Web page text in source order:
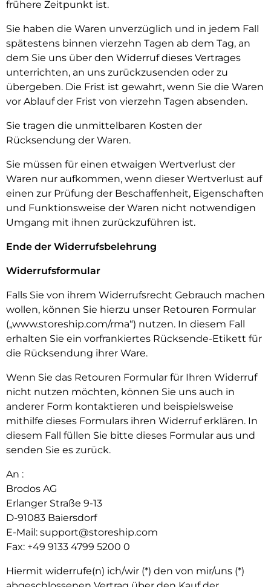
frühere Zeitpunkt ist.
Sie haben die Waren unverzüglich und in jedem Fall
spätestens binnen vierzehn Tagen ab dem Tag, an
dem Sie uns über den Widerruf dieses Vertrages
unterrichten, an uns zurückzusenden oder zu
übergeben. Die Frist ist gewahrt, wenn Sie die Waren
vor Ablauf der Frist von vierzehn Tagen absenden.
Sie tragen die unmittelbaren Kosten der
Rücksendung der Waren.
Sie müssen für einen etwaigen Wertverlust der
Waren nur aufkommen, wenn dieser Wertverlust auf
einen zur Prüfung der Beschaffenheit, Eigenschaften
und Funktionsweise der Waren nicht notwendigen
Umgang mit ihnen zurückzuführen ist.
Ende der Widerrufsbelehrung
Widerrufsformular
Falls Sie von ihrem Widerrufsrecht Gebrauch machen
wollen, können Sie hierzu unser Retouren Formular
(„www.storeship.com/rma“) nutzen. In diesem Fall
erhalten Sie ein vorfrankiertes Rücksende-Etikett für
die Rücksendung ihrer Ware.
Wenn Sie das Retouren Formular für Ihren Widerruf
nicht nutzen möchten, können Sie uns auch in
anderer Form kontaktieren und beispielsweise
mithilfe dieses Formulars ihren Widerruf erklären. In
diesem Fall füllen Sie bitte dieses Formular aus und
senden Sie es zurück.
An :
Brodos AG
Erlanger Straße 9-13
D-91083 Baiersdorf
E-Mail: support@storeship.com
Fax: +49 9133 4799 5200 0
Hiermit widerrufe(n) ich/wir (*) den von mir/uns (*)